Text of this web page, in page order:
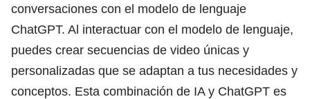
conversaciones con el modelo de lenguaje
ChatGPT. Al interactuar con el modelo de lenguaje,
puedes crear secuencias de video únicas y
personalizadas que se adaptan a tus necesidades y
conceptos. Esta combinación de IA y ChatGPT es